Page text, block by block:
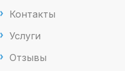
Контакты
Услуги
Отзывы